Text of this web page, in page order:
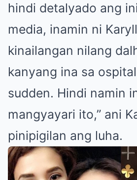
hindi detalyado ang
media, inamin ni
kinailangan nilang
kanyang ina sa
sudden. Hindi namin
mangyayari ito,” ani
pinipigilan ang luha.